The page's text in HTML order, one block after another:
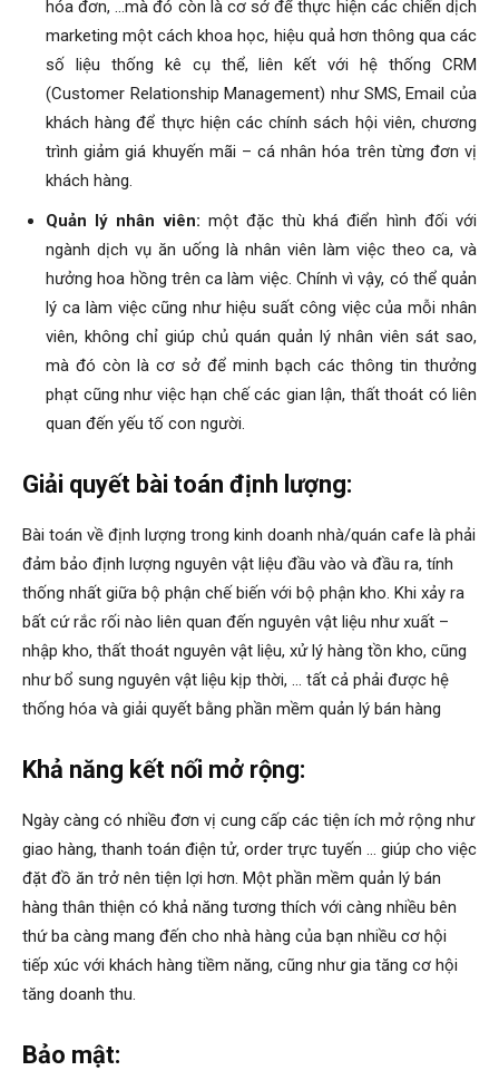
hóa đơn, …mà đó còn là cơ sở để thực hiện các chiến dịch
marketing một cách khoa học, hiệu quả hơn thông qua các
số liệu thống kê cụ thể, liên kết với hệ thống CRM
(Customer Relationship Management) như SMS, Email của
khách hàng để thực hiện các chính sách hội viên, chương
trình giảm giá khuyến mãi – cá nhân hóa trên từng đơn vị
khách hàng.
Quản lý nhân viên: một đặc thù khá điển hình đối với
ngành dịch vụ ăn uống là nhân viên làm việc theo ca, và
hưởng hoa hồng trên ca làm việc. Chính vì vậy, có thể quản
lý ca làm việc cũng như hiệu suất công việc của mỗi nhân
viên, không chỉ giúp chủ quán quản lý nhân viên sát sao,
mà đó còn là cơ sở để minh bạch các thông tin thưởng
phạt cũng như việc hạn chế các gian lận, thất thoát có liên
quan đến yếu tố con người.
Giải quyết bài toán định lượng:
Bài toán về định lượng trong kinh doanh nhà/quán cafe là phải
đảm bảo định lượng nguyên vật liệu đầu vào và đầu ra, tính
thống nhất giữa bộ phận chế biến với bộ phận kho. Khi xảy ra
bất cứ rắc rối nào liên quan đến nguyên vật liệu như xuất –
nhập kho, thất thoát nguyên vật liệu, xử lý hàng tồn kho, cũng
như bổ sung nguyên vật liệu kịp thời, … tất cả phải được hệ
thống hóa và giải quyết bằng phần mềm quản lý bán hàng
Khả năng kết nối mở rộng:
Ngày càng có nhiều đơn vị cung cấp các tiện ích mở rộng như
giao hàng, thanh toán điện tử, order trực tuyến … giúp cho việc
đặt đồ ăn trở nên tiện lợi hơn. Một phần mềm quản lý bán
hàng thân thiện có khả năng tương thích với càng nhiều bên
thứ ba càng mang đến cho nhà hàng của bạn nhiều cơ hội
tiếp xúc với khách hàng tiềm năng, cũng như gia tăng cơ hội
tăng doanh thu.
Bảo mật: